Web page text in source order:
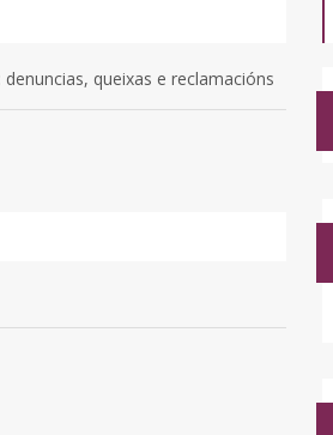
denuncias, queixas e reclamacións